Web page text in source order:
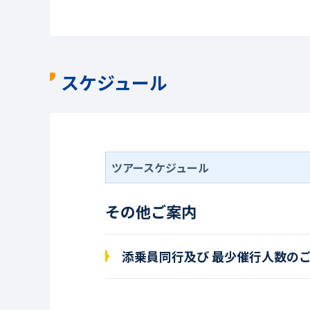
スケジュール
ツアースケジュール
その他ご案内
添乗員同行及び 最少催行人数の